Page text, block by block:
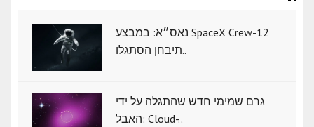
נאס״א: במבצע SpaceX Crew-12
תיבחן הסתגלו..
גרם שמימי חדש שהתגלה על ידי
האבל: Cloud-..